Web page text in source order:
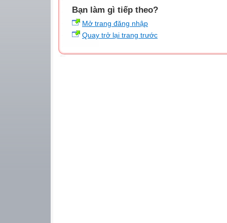
Bạn làm gì tiếp theo?
Mở trang đăng nhập
Quay trở lại trang trước